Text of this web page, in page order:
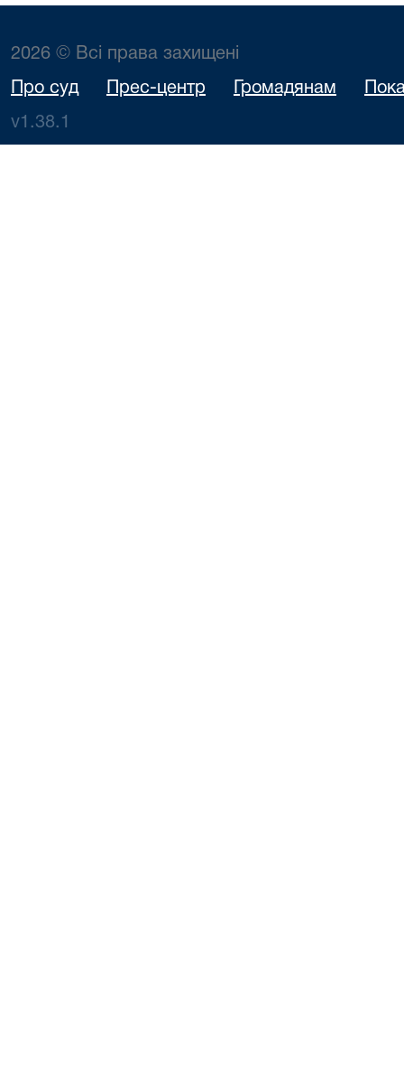
2026 © Всі права захищені
Про суд Прес-центр Громадянам
v1.38.1